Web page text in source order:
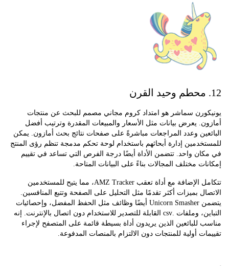
سماشر هو امتداد كروم مجاني مصمم للبحث عن منتجات
يعرض بيانات مثل الأسعار والمبيعات المقدرة وترتيب أفضل
وعدد المراجعات مباشرةً على صفحات نتائج بحث أمازون. يمكن
إدارة أبحاثهم باستخدام لوحة تحكم مدمجة تنظم رؤى المنتج
واحد. تتضمن الأداة أيضًا درجة الفرص التي تساعد في تقييم
مختلف المجالات بناءً على البيانات المتاحة.
تتكامل الإضافة مع أداة تعقب AMZ Tracker، مما يتيح للمستخدمين
بميزات أكثر تقدمًا مثل التحليل على الصفحة وتتبع المنافسين.
يتضمن Unicorn Smasher أيضًا وظائف مثل الحفظ المفضل، وإحصائيات
التباين، وملفات .csv القابلة للتصدير للاستخدام دون اتصال بالإنترنت. إنه
للبائعين الذين يريدون أداة بسيطة قائمة على المتصفح لإجراء
أولية للمنتجات دون الالتزام بالمنصات المدفوعة.